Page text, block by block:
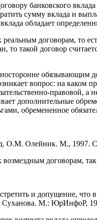
банковского
сумму вклада и
обладает
реальным договорам, то
то такой договор
обязывающим
вопрос: на каком
правовой,
дополнительные
обремененное
О.М. Олейник. М., 1997.
возмездным договорам,
и допущение, что
Суханова. М.: ЮрИнфоР,